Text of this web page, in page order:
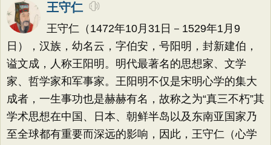
王守仁
王守仁（1472年10月31日－1529年1月9
日），汉族，幼名云，字伯安，号阳明，封新建伯，
谥文成，人称王阳明。明代最著名的思想家、文学
家、哲学家和军事家。王阳明不仅是宋明心学的集大
成者，一生事功也是赫赫有名，故称之为“真三不朽”其
学术思想在中国、日本、朝鲜半岛以及东南亚国家乃
至全球都有重要而深远的影响，因此，王守仁（心学